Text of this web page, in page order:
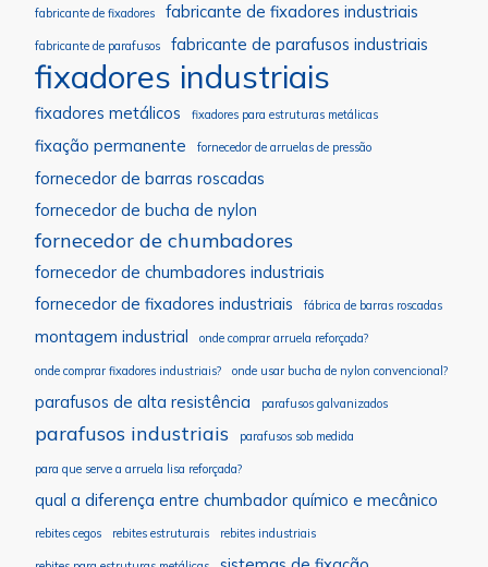
fabricante de fixadores fabricante de fixadores industriais
fabricante de parafusos fabricante de parafusos industriais
fixadores industriais
fixadores metálicos fixadores para estruturas metálicas
fixação permanente fornecedor de arruelas de pressão
fornecedor de barras roscadas
fornecedor de bucha de nylon
fornecedor de chumbadores
fornecedor de chumbadores industriais
fornecedor de fixadores industriais
fábrica de barras roscadas
montagem industrial onde comprar arruela reforçada?
onde comprar fixadores industriais? onde usar bucha de nylon convencional?
parafusos de alta resistência parafusos galvanizados
parafusos industriais parafusos sob medida
para que serve a arruela lisa reforçada?
qual a diferença entre chumbador químico e mecânico
rebites cegos rebites estruturais rebites industriais